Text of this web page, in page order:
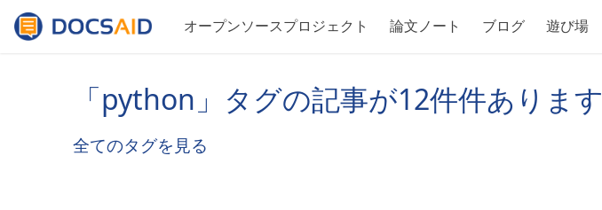
オープンソースプロジェクト 論文ノート ブログ 遊び場
「python」タグの記事が12件件あります
全てのタグを見る